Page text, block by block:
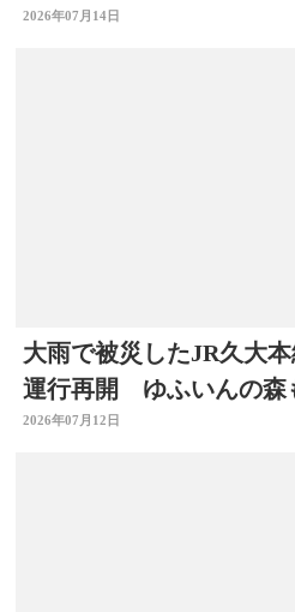
2026年07月14日
大雨で被災したJR久大
運行再開 ゆふいんの
工事完了 大分
2026年07月12日